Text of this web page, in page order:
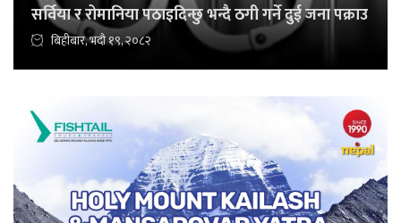
सर्विया र रोमानिया पठाइदिन्छु भन्दै ठगी गर्ने दुई जना पक्राउ
बिहीबार, भदौ १९, २०८२